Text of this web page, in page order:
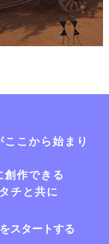
こから始まり
作できる
チと共に
スタートする